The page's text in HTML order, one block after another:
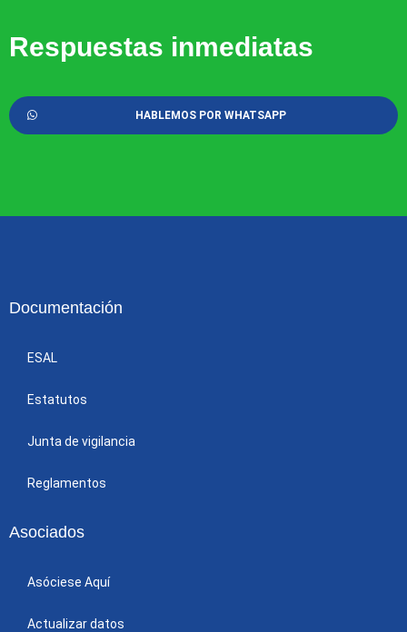
Respuestas inmediatas
HABLEMOS POR WHATSAPP
Documentación
ESAL
Estatutos
Junta de vigilancia
Reglamentos
Asociados
Asóciese Aquí
Actualizar datos